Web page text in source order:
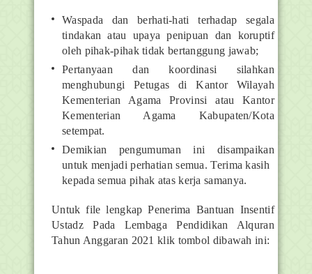
Waspada dan berhati-hati terhadap segala
tindakan atau upaya penipuan dan koruptif
oleh pihak-pihak tidak bertanggung jawab;
Pertanyaan dan koordinasi silahkan
menghubungi Petugas di Kantor Wilayah
Kementerian Agama Provinsi atau Kantor
Kementerian Agama Kabupaten/Kota
setempat.
Demikian pengumuman ini disampaikan
untuk menjadi perhatian semua. Terima kasih
kepada semua pihak atas kerja samanya.
Untuk file lengkap Penerima Bantuan Insentif
Ustadz Pada Lembaga Pendidikan Alquran
Tahun Anggaran 2021 klik tombol dibawah ini: